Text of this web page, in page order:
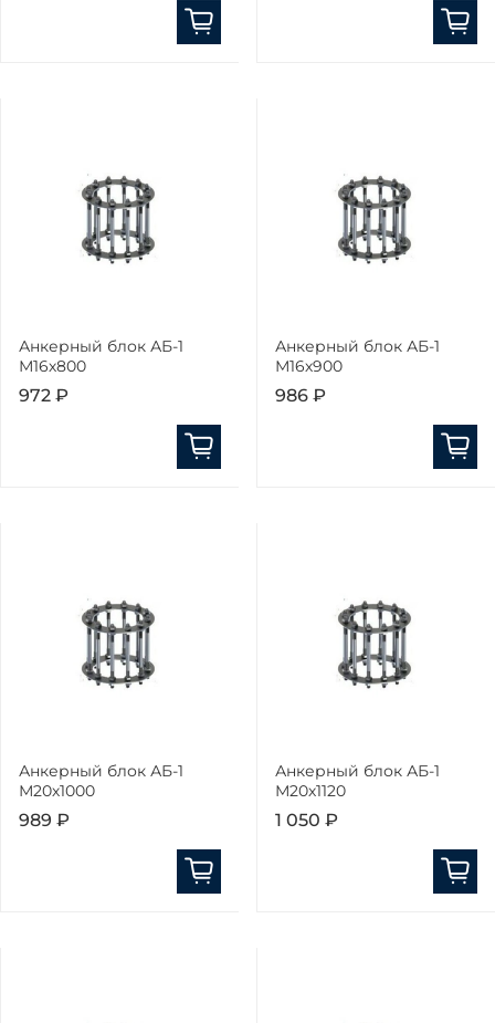
Анкерный блок АБ-1
М16х800
972 ₽
Анкерный блок АБ-1
М16х900
986 ₽
Анкерный блок АБ-1
М20х1000
989 ₽
Анкерный блок АБ-1
М20х1120
1 050 ₽